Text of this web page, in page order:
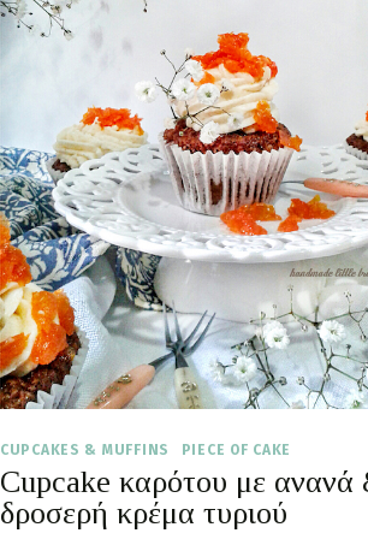
CUPCAKES & MUFFINS PIECE OF CAKE
Cupcake καρότου με ανανά
δροσερή κρέμα τυριού